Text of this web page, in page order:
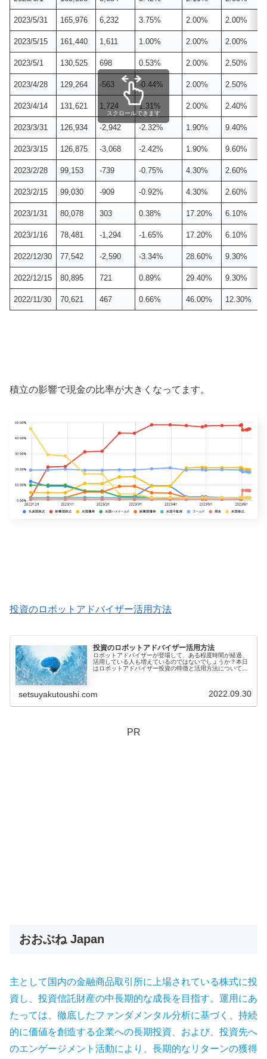
2023/5/31 165,976 6,232 3.75% 2.00% 2.00%
2023/5/15 161,440 1,611 1.00% 2.00% 2.00%
2023/5/1 130,525 698 0.53% 2.00% 2.50%
2023/4/28 129,264 -563 -0.44% 2.00% 2.50%
2023/4/14 131,621 1,724 1.31% 2.00% 2.40%
2023/3/31 126,934 -2,942 -2.32% 1.90% 9.40%
2023/3/15 126,875 -3,068 -2.42% 1.90% 9.60%
2023/2/28 99,153 -739 -0.75% 4.30% 2.60%
2023/2/15 99,030 -909 -0.92% 4.30% 2.60%
2023/1/31 80,078 303 0.38% 17.20% 6.10%
2023/1/16 78,481 -1,294 -1.65% 17.20% 6.10%
2022/12/30 77,542 -2,590 -3.34% 28.60% 9.30%
2022/12/15 80,895 721 0.89% 29.40% 9.30%
2022/11/30 70,621 467 0.66% 46.00% 12.30%
スクロールできます
積立の影響で現金の比率が大きくなってます。
投資のロボットアドバイザー活用方法
投資のロボットアドバイザー活用方法
ロボットアドバイザーが登場して、ある程度時間が経過、
活用している人も増えているのではないでしょうか？本日
はロボットアドバイザー投資の特徴と活用方法について共
setsuyakutoushi.com 2022.09.30
PR
おおぶね Japan
主として国内の金融商品取引所に上場されている株式に投
資し、投資信託財産の中長期的な成長を目指す。運用にあ
たっては、徹底したファンダメンタル分析に基づく、持続
的に価値を創造する企業への長期投資、および、投資先へ
のエンゲージメント活動により、長期的なリターンの獲得